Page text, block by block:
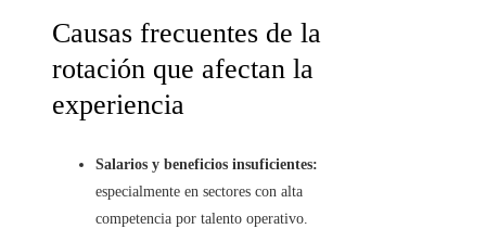
Causas frecuentes de la
rotación que afectan la
experiencia
Salarios y beneficios insuficientes:
especialmente en sectores con alta
competencia por talento operativo.